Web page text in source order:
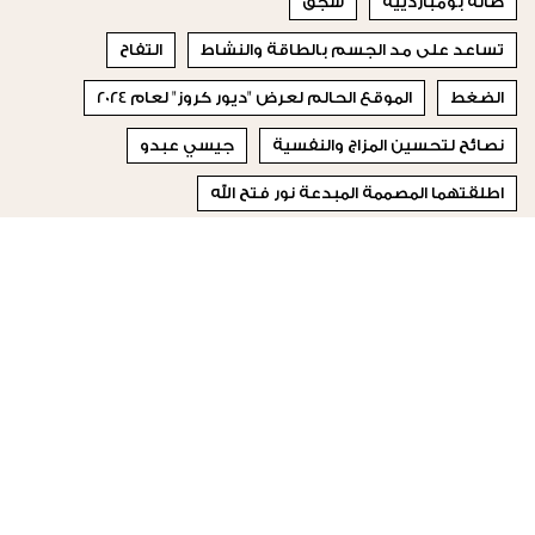
تساعد على مد الجسم بالطاقة والنشاط التفاح
الضغط الموقع الحالم لعرض "ديور كروز" لعام 2024
نصائح لتحسين المزاج والنفسية جيسي عبدو
اطلقتهما المصممة المبدعة نور فتح الله